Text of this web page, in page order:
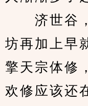
济世谷，
坊再加上早
擎天宗体修
欢修应该还